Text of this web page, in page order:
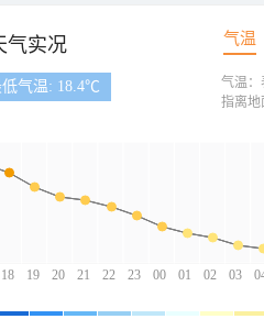
气实况 气温
气温: 18.4℃
18 19 20 21 22 23 00 01 02 03
气温：
指离地